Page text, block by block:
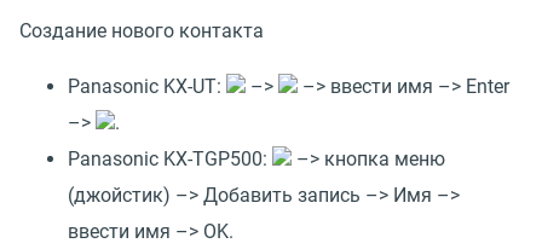
Создание нового контакта
Panasonic KX-UT: –>
–> ввести имя –> Enter
–>
.
Panasonic KX-TGP500:
–> кнопка меню
(джойстик) –> Добавить запись –> Имя –>
ввести имя –> OK.